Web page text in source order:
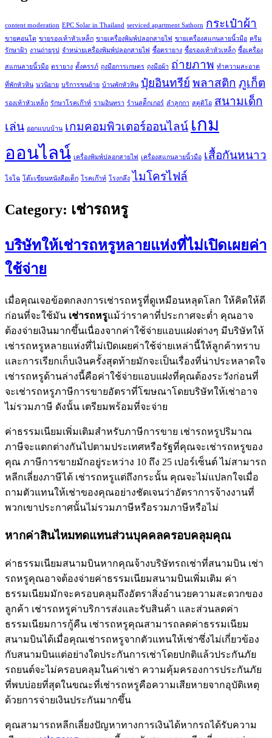
content moderation EPC Solar in Thailand serviced apartment Sathorn กระเป๋าผ้า
ขายคอนโด ขายรองเท้าหัวเหล็ก ขายเครื่องพิมพ์ปลอกสายไฟ ขายเครื่องสแกนลายนิ้วมือ ครีม
รักษาฝ้า งานถ่ายรูป จำหน่ายเครื่องพิมพ์ปลอกสายไฟ ซื้อตรายาง ซื้อรองเท้าหัวเหล็ก ซื้อเครื่อง
สแกนลายนิ้วมือ ตรายาง ตั้งครรภ์ ถุงมือการเกษตร ถุงมือผ้า ถ่ายภาพ ทำความสะอาด
ที่พักหัวหิน นวนิยาย บริการขนย้าย บ้านพักหัวหิน ปุ๋ยอินทรีย์ พลาสติก ภูเก็ต
รองเท้าหัวเหล็ก รักษาโรคเก๊าท์ รามอินทรา ร้านสติีกเกอร์ ลำลูกกา สตูดิโอ สนามเด็ก
เล่น ออกแบบบ้าน เกมคอมพิวเตอร์ออนไลน์ เกม
ออนไลน์ เครื่องพิมพ์ปลอกสายไฟ เครื่องสแกนลายนิ้วมือ เสื้อกันหนาว
โจโฉ โต๊ะเขียนหนังสือเด็ก โรคเก๊าท์ โรงกลึง ไมโครไฟล์
Category: เช่ารถหรู
บริษัทให้เช่ารถหรูหลายแห่งที่ไม่เปิดเผยค่า
ใช้จ่าย
เมื่อคุณเจอข้อตกลงการเช่ารถหรูที่ดูเหมือนหลุดโลก ให้คิดให้ดี
ก่อนที่จะใช้มัน เช่ารถหรูแม้ว่าราคาที่ประกาศจะต่ำ คุณอาจ
ต้องจ่ายเงินมากขึ้นเนื่องจากค่าใช้จ่ายแอบแฝงต่างๆ มีบริษัทให้
เช่ารถหรูหลายแห่งที่ไม่เปิดเผยค่าใช้จ่ายเหล่านี้ให้ลูกค้าทราบ
และการเรียกเก็บเงินครั้งสุดท้ายมักจะเป็นเรื่องที่น่าประหลาดใจ
เช่ารถหรูด้านล่างนี้คือค่าใช้จ่ายแอบแฝงที่คุณต้องระวังก่อนที่
จะเช่ารถหรูภาษีการขายอัตราที่โฆษณาโดยบริษัทให้เช่าอาจ
ไม่รวมภาษี ดังนั้น เตรียมพร้อมที่จะจ่าย
ค่าธรรมเนียมเพิ่มเติมสำหรับภาษีการขาย เช่ารถหรูปริมาณ
ภาษีจะแตกต่างกันไปตามประเทศหรือรัฐที่คุณจะเช่ารถหรูของ
คุณ ภาษีการขายมักอยู่ระหว่าง 10 ถึง 25 เปอร์เซ็นต์ ไม่สามารถ
หลีกเลี่ยงภาษีได้ เช่ารถหรูแต่ถึงกระนั้น คุณจะไม่แปลกใจเมื่อ
ถามตัวแทนให้เช่าของคุณอย่างชัดเจนว่าอัตราการจ้างงานที่
พวกเขาประกาศนั้นไม่รวมภาษีหรือรวมภาษีหรือไม่
หากค่าสินไหมทดแทนส่วนบุคคลครอบคลุมคุณ
ค่าธรรมเนียมสนามบินหากคุณจ้างบริษัทรถเช่าที่สนามบิน เช่า
รถหรูคุณอาจต้องจ่ายค่าธรรมเนียมสนามบินเพิ่มเติม ค่า
ธรรมเนียมมักจะครอบคลุมถึงอัตราสิ่งอำนวยความสะดวกของ
ลูกค้า เช่ารถหรูค่าบริการส่งและรับสินค้า และส่วนลดค่า
ธรรมเนียมการกู้คืน เช่ารถหรูคุณสามารถลดค่าธรรมเนียม
สนามบินได้เมื่อคุณเช่ารถหรูจากตัวแทนให้เช่าซึ่งไม่เกี่ยวข้อง
กับสนามบินแต่อย่างใดประกันการเช่าโดยปกติแล้วประกันภัย
รถยนต์จะไม่ครอบคลุมในค่าเช่า ความคุ้มครองการประกันภัย
ที่พบบ่อยที่สุดในขณะที่เช่ารถหรูคือความเสียหายจากอุบัติเหตุ
ด้วยการจ่ายเงินประกันมากขึ้น
คุณสามารถหลีกเลี่ยงปัญหาทางการเงินได้หากรถได้รับความ